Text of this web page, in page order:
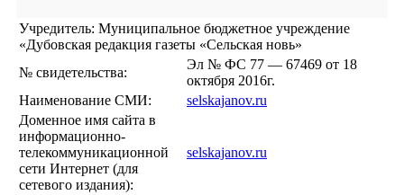
Учредитель: Муниципальное бюджетное учреждение
«Дубовская редакция газеты «Сельская новь»
№ свидетельства:
Эл № ФС 77 — 67469 от 18
октября 2016г.
Наименование СМИ:
selskajanov.ru
Доменное имя сайта в
информационно-
телекоммуникационной
сети Интернет (для
сетевого издания):
selskajanov.ru